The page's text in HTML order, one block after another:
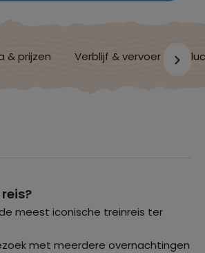
& prijzen Verblijf & vervoer
meest iconische treinreis ter
met meerdere overnachtingen